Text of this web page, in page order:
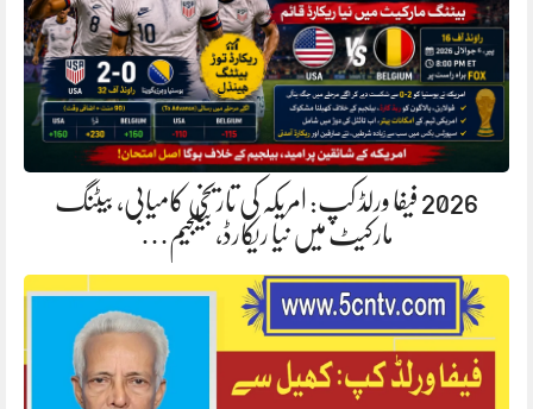
2026 فیفا ورلڈ کپ: امریکہ کی تاریخی کامیابی، بیٹنگ
مارکیٹ میں نیا ریکارڈ، بیلجیم…